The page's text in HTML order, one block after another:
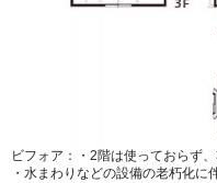
ビフォア：・2階は使っておらず
・水まわりなどの設備の老朽化に